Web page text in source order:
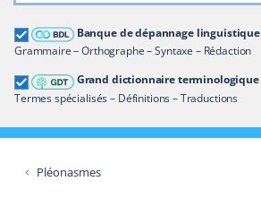
Banque de dépannage linguistique
Grammaire – Orthographe – Syntaxe – Rédaction
Grand dictionnaire terminologique
Termes spécialisés – Définitions – Traductions
Grand dictionnaire terminologique
Restreindre aux termes
Pléonasmes